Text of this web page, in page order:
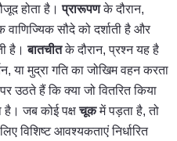
होता है।प्रारूपणके दौरान,
वाणिज्यिक सौदे को दर्शाती है और
है।बातचीतके दौरान, प्रश्न यह है
या मुद्रा गति का जोखिम वहन करता
उठते हैं कि क्या जो वितरित किया
है। जब कोई पक्षचूकमें पड़ता है, तो
विशिष्ट आवश्यकताएं निर्धारित